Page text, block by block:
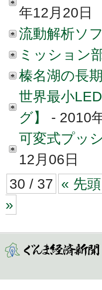
年12月20日
流動解析ソ
ミッション
榛名湖の長
世界最小
グ】
- 2010
可変式プッ
12月06日
30 / 37 « 先頭
»